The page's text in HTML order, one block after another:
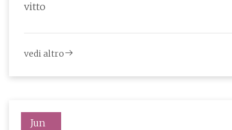
vitto
vedi altro
Jun